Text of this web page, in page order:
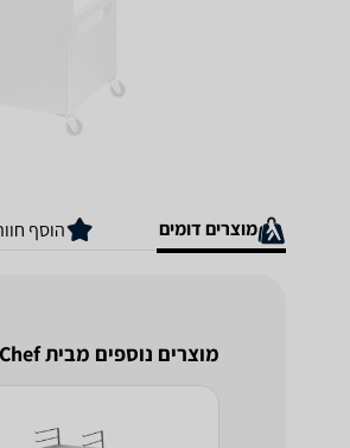
מוצרים דומים הוסף
מוצרים נוספים מבית Australia Chef